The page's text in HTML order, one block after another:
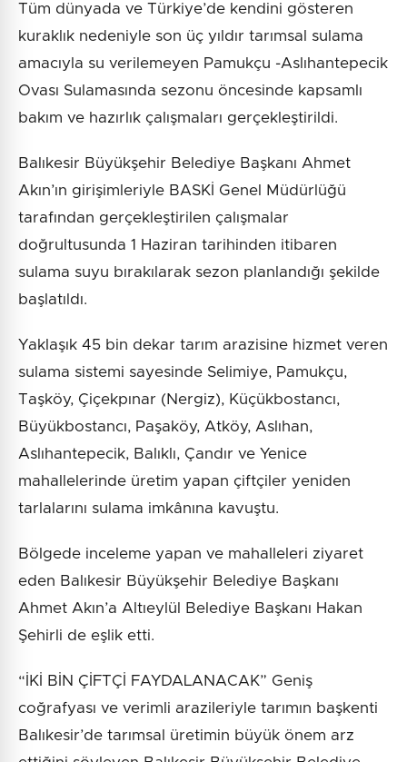
Tüm dünyada ve Türkiye’de kendini gösteren
kuraklık nedeniyle son üç yıldır tarımsal sulama
amacıyla su verilemeyen Pamukçu -Aslıhantepecik
Ovası Sulamasında sezonu öncesinde kapsamlı
bakım ve hazırlık çalışmaları gerçekleştirildi.
Balıkesir Büyükşehir Belediye Başkanı Ahmet
Akın’ın girişimleriyle BASKİ Genel Müdürlüğü
tarafından gerçekleştirilen çalışmalar
doğrultusunda 1 Haziran tarihinden itibaren
sulama suyu bırakılarak sezon planlandığı şekilde
başlatıldı.
Yaklaşık 45 bin dekar tarım arazisine hizmet veren
sulama sistemi sayesinde Selimiye, Pamukçu,
Taşköy, Çiçekpınar (Nergiz), Küçükbostancı,
Büyükbostancı, Paşaköy, Atköy, Aslıhan,
Aslıhantepecik, Balıklı, Çandır ve Yenice
mahallelerinde üretim yapan çiftçiler yeniden
tarlalarını sulama imkânına kavuştu.
Bölgede inceleme yapan ve mahalleleri ziyaret
eden Balıkesir Büyükşehir Belediye Başkanı
Ahmet Akın’a Altıeylül Belediye Başkanı Hakan
Şehirli de eşlik etti.
“İKİ BİN ÇİFTÇİ FAYDALANACAK” Geniş
coğrafyası ve verimli arazileriyle tarımın başkenti
Balıkesir’de tarımsal üretimin büyük önem arz